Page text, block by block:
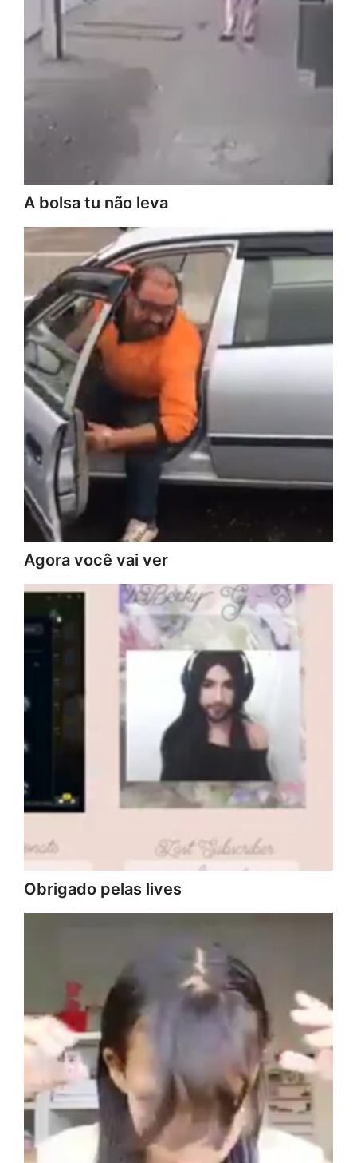
A bolsa tu não leva
Agora você vai ver
Obrigado pelas lives